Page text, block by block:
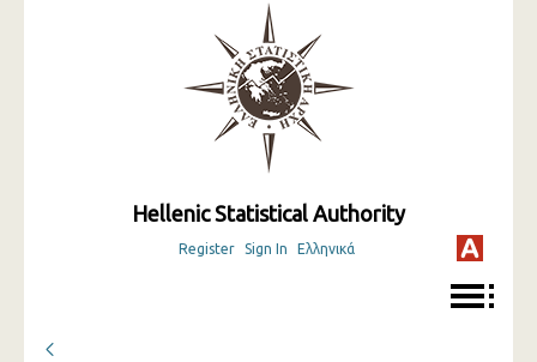
Hellenic Statistical Authority
Register Sign In Ελληνικά